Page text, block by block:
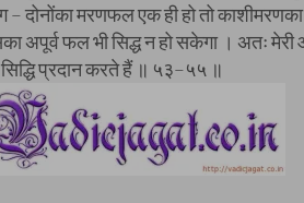
– दोनोंका मरणफल एक ही हो तो
अपूर्व फल भी सिद्ध न हो सकेगा । अतः मेरी
प्रदान करते हैं ॥ ५३–५५ ॥